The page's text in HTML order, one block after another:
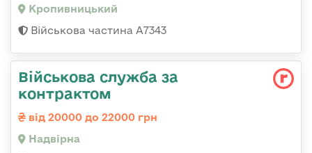
Кропивницький
Військова частина А7343
Військова служба за
контрактом
від 20000 до 22000 грн
Надвірна